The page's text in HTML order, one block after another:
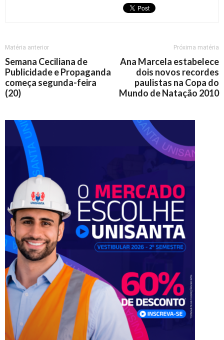
Matéria anterior
Semana Ceciliana de
Publicidade e Propaganda
começa segunda-feira
(20)
Próxima matéria
Ana Marcela estabelece
dois novos recordes
paulistas na Copa do
Mundo de Natação 2010